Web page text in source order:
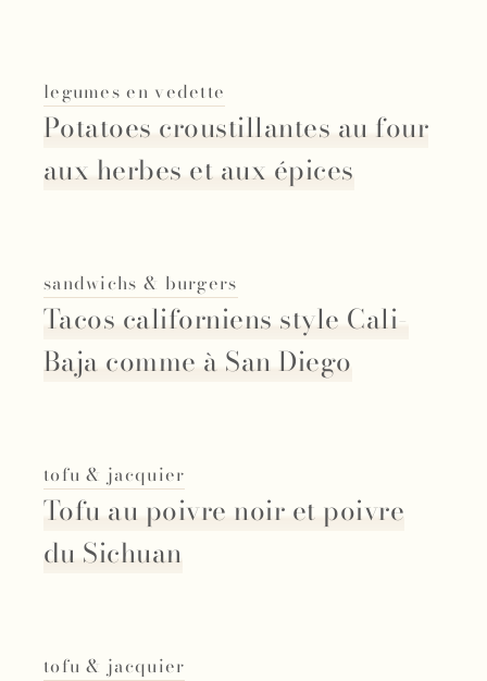
legumes en vedette
Potatoes croustillantes au four
aux herbes et aux épices
sandwichs & burgers
Tacos californiens style Cali-
Baja comme à San Diego
tofu & jacquier
Tofu au poivre noir et poivre
du Sichuan
tofu & jacquier